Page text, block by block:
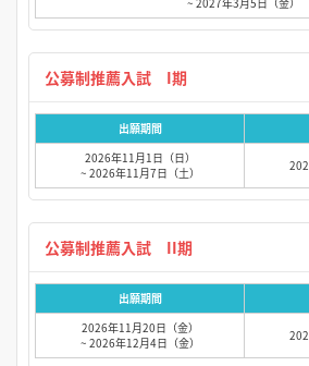
出願期間
2026年11月1日（日）
~ 2026年11月7日（土）
出願期間
2026年11月20日（金）
~ 2026年12月4日（金）